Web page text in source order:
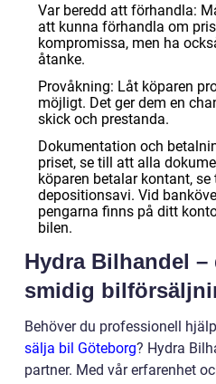
Var beredd att förhandla:
att kunna förhandla om
kompromissa, men ha
åtanke.
Provåkning: Låt köparen
möjligt. Det ger dem en
skick och prestanda.
Dokumentation och
priset, se till att alla
köparen betalar kontant,
depositionsavi. Vid
pengarna finns på ditt
bilen.
Hydra Bilhandel
smidig
Behöver du professionell
sälja bil Göteborg? Hydra
partner. Med vår erfarenhet